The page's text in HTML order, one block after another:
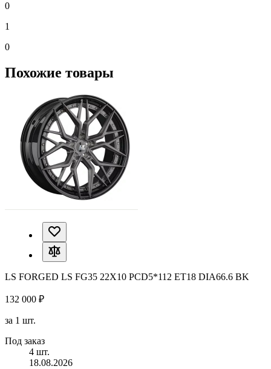
0
1
0
Похожие товары
LS FORGED LS FG35 22X10 PCD5*112 ET18 DIA66.6 BK
132 000 ₽
за 1 шт.
Под заказ
4 шт.
18.08.2026